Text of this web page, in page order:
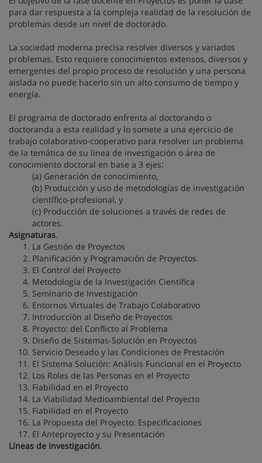
para dar respuesta a la compleja realidad de la resolución de
problemas desde un nivel de doctorado.
La sociedad moderna precisa resolver diversos y variados
problemas. Esto requiere conocimientos extensos, diversos y
emergentes del propio proceso de resolución y una persona
aislada no puede hacerlo sin un alto consumo de tiempo y
energía.
El programa de doctorado enfrenta al doctorando o
doctoranda a esta realidad y lo somete a una ejercicio de
trabajo colaborativo-cooperativo para resolver un problema
de la temática de su linea de investigación o área de
conocimiento doctoral en base a 3 ejes:
(a) Generación de conocimiento,
(b) Producción y uso de metodologías de investigación
científico-profesional, y
(c) Producción de soluciones a través de redes de
actores.
Asignaturas.
La Gestión de Proyectos
Planificación y Programación de Proyectos
El Control del Proyecto
Metodología de la Investigación Científica
Seminario de Investigación
Entornos Virtuales de Trabajo Colaborativo
Introducción al Diseño de Proyectos
Proyecto: del Conflicto al Problema
Diseño de Sistemas-Solución en Proyectos
Servicio Deseado y las Condiciones de Prestación
El Sistema Solución: Análisis Funcional en el Proyecto
Los Roles de las Personas en el Proyecto
Fiabilidad en el Proyecto
La Viabilidad Medioambiental del Proyecto
Fiabilidad en el Proyecto
La Propuesta del Proyecto: Especificaciones
El Anteproyecto y su Presentación
Líneas de Investigación.